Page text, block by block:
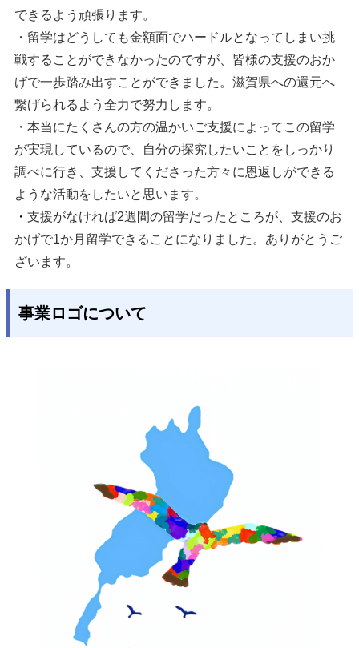
できるよう頑張ります。
・留学はどうしても金額面でハードルとなってしまい挑
戦することができなかったのですが、皆様の支援のおか
げで一歩踏み出すことができました。滋賀県への還元へ
繋げられるよう全力で努力します。
・本当にたくさんの方の温かいご支援によってこの留学
が実現しているので、自分の探究したいことをしっかり
調べに行き、支援してくださった方々に恩返しができる
ような活動をしたいと思います。
・ 支援がなければ2週間の留学だったところが、支援のお
かげで1か月留学できることになりました。ありがとうご
ざいます。
事業ロゴについて